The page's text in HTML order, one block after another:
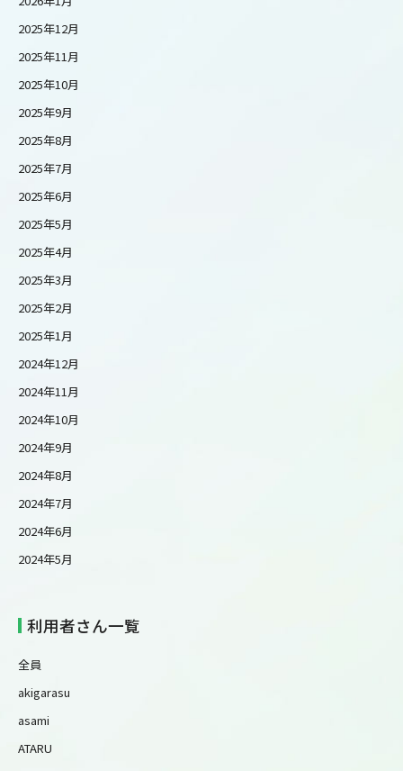
2025年12月
2025年11月
2025年10月
2025年9月
2025年8月
2025年7月
2025年6月
2025年5月
2025年4月
2025年3月
2025年2月
2025年1月
2024年12月
2024年11月
2024年10月
2024年9月
2024年8月
2024年7月
2024年6月
2024年5月
利用者さん一覧
全員
akigarasu
asami
ATARU